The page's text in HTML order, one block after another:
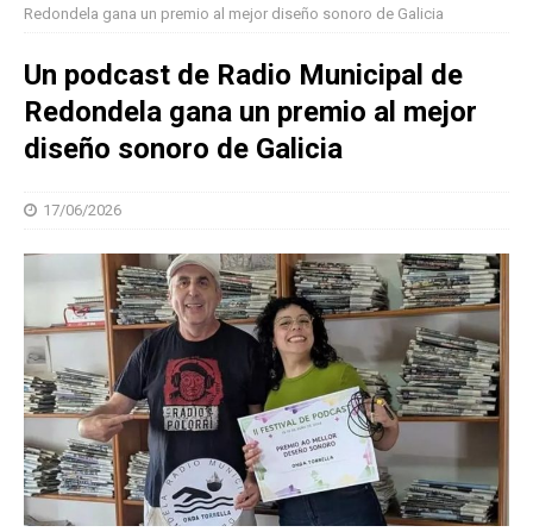
Redondela gana un premio al mejor diseño sonoro de Galicia
Un podcast de Radio Municipal de
Redondela gana un premio al mejor
diseño sonoro de Galicia
17/06/2026